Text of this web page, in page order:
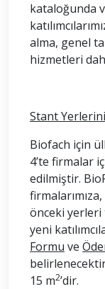
kataloğunda
alma, genel
hizmetleri
Stant
Biofach için
4’te firmalar
edilmiştir.
önceki yerleri
yeni
Formu ve
15 m2’dir.